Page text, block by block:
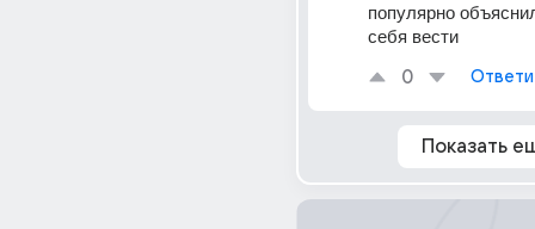
популярно
себя вести
0
Показать